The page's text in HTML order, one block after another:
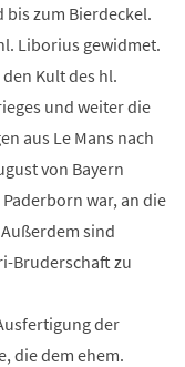
zum Bierdeckel.
Liborius gewidmet.
Kult des hl.
und weiter die
aus Le Mans nach
von Bayern
war, an die
sind
Bruderschaft zu
der
die dem ehem.